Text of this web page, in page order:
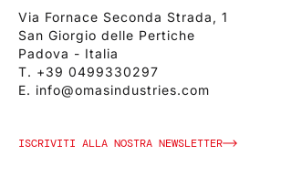
Via Fornace Seconda Strada, 1
San Giorgio delle Pertiche
Padova - Italia
T. +39 0499330297
E. info@omasindustries.com
ISCRIVITI ALLA NOSTRA NEWSLETTER